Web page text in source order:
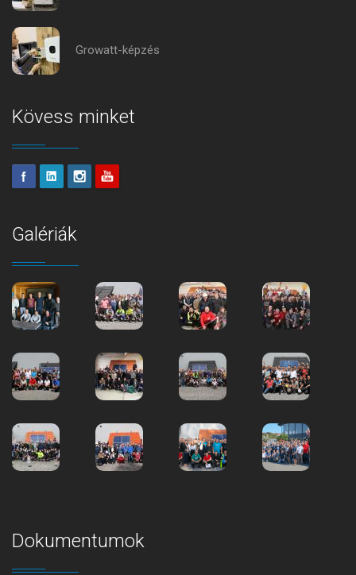
Growatt-képzés
Kövess minket
Galériák
Dokumentumok